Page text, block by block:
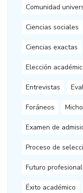
Comunidad
Ciencias sociales
Ciencias exactas
Elección
Entrevistas
Foráneos
Examen de
Proceso de
Futuro profesional
Éxito académico